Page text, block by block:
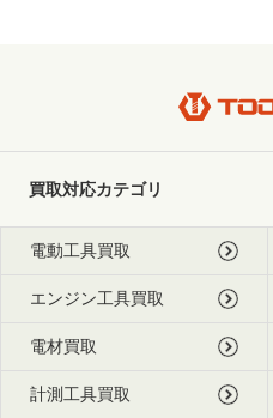
買取対応カテゴリ
電動工具買取
エンジン工具買取
電材買取
計測工具買取